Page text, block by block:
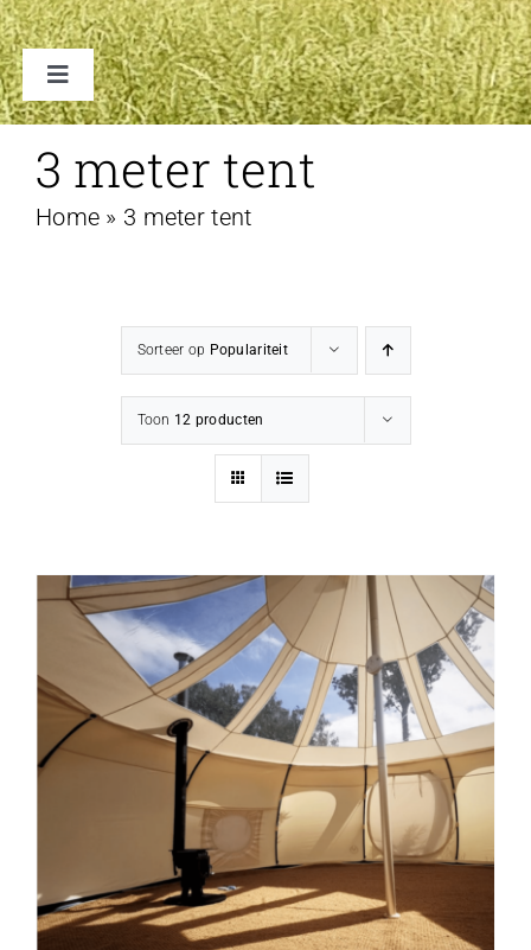
Toggle
Navigation
ACCESSOIRES
CONTACT
3 meter tent
Home » 3 meter tent
Sorteer op Populariteit
Toon 12 producten